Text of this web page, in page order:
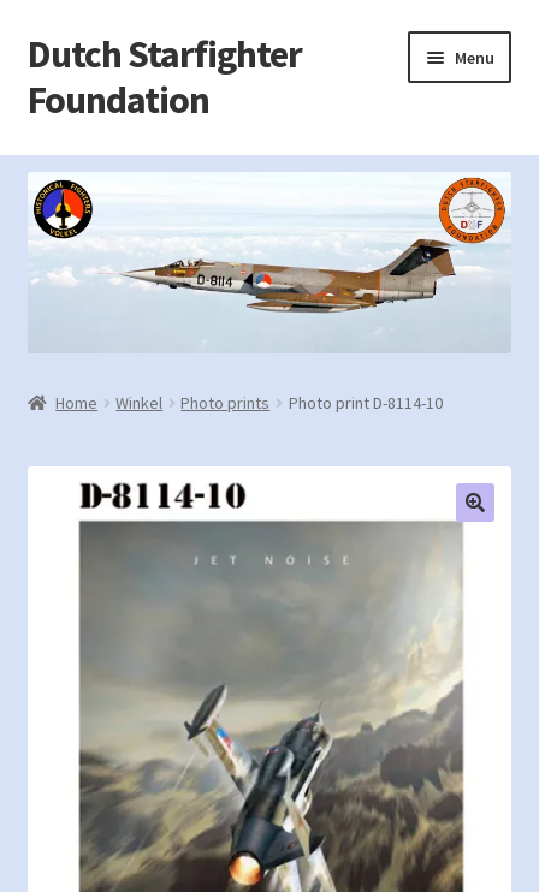
Ga
door
naar
Ga
naar
de
Dutch Starfighter
Foundation
Menu
Home
Afrekenen
Contact
Mijn account
Privacy Policy
Home Winkel Photo prints Photo print D-8114-10